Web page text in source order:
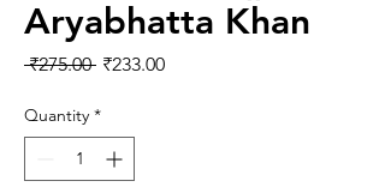
Aryabhatta Khan
₹275.00 Regular Price
₹233.00Sale Price
Quantity *